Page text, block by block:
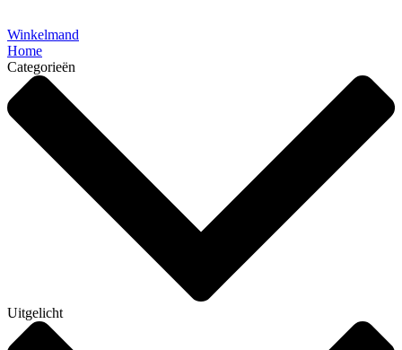
Winkelmand
Home
Categorieën
Uitgelicht